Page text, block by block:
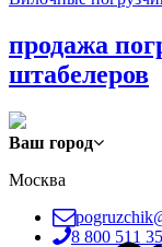
продажа
штабелеров
Ваш город
Москва
8 800 511